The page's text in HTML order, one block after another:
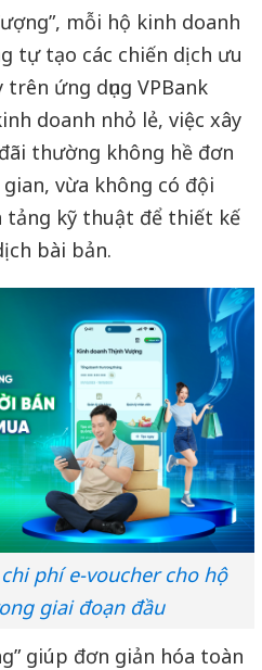
mỗi hộ kinh doanh
tự tạo các chiến dịch ưu
ứng dụng VPBank
doanh nhỏ lẻ, việc xây
thường không hề đơn
vừa không có đội
tảng kỹ thuật để thiết kế
bài bản.
phí e-voucher cho hộ
giai đoạn đầu
giúp đơn giản hóa toàn